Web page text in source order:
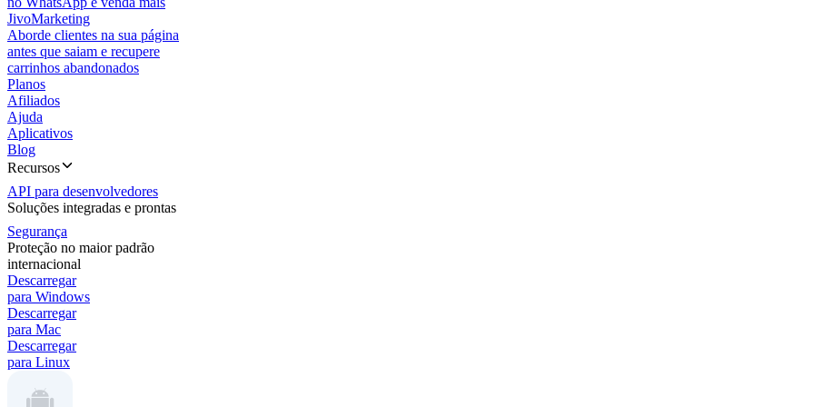
JivoMarketing
Aborde clientes na sua página
antes que saiam e recupere
carrinhos abandonados
Planos
Afiliados
Ajuda
Aplicativos
Blog
Recursos
API para desenvolvedores
Soluções integradas e prontas
Segurança
Proteção no maior padrão
internacional
Descarregar
para Windows
Descarregar
para Mac
Descarregar
para Linux